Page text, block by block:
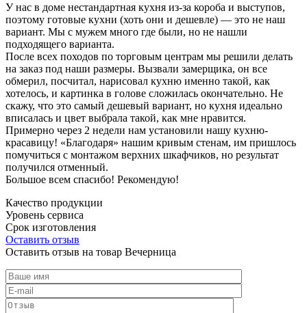
У нас в доме нестандартная кухня из-за короба и выступов,
поэтому готовые кухни (хоть они и дешевле) — это не наш
вариант. Мы с мужем много где были, но не нашли
подходящего варианта.
После всех походов по торговым центрам мы решили делать
на заказ под наши размеры. Вызвали замерщика, он все
обмерил, посчитал, нарисовал кухню именно такой, как
хотелось, и картинка в голове сложилась окончательно. Не
скажу, что это самый дешевый вариант, но кухня идеально
вписалась и цвет выбрала такой, как мне нравится.
Примерно через 2 недели нам установили нашу кухню-
красавицу! «Благодаря» нашим кривым стенам, им пришлось
помучиться с монтажом верхних шкафчиков, но результат
получился отменный.
Большое всем спасибо! Рекомендую!
Качество продукции
Уровень сервиса
Срок изготовления
Оставить отзыв
Оставить отзыв на товар Вечерница